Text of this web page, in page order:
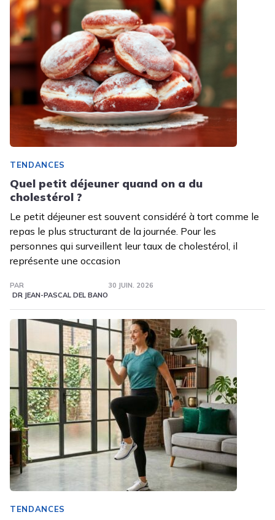
TENDANCES
Quel petit déjeuner quand on a du
cholestérol ?
Le petit déjeuner est souvent considéré à tort comme le
repas le plus structurant de la journée. Pour les
personnes qui surveillent leur taux de cholestérol, il
représente une occasion
PAR
DR JEAN-PASCAL DEL BANO
30 JUIN. 2026
TENDANCES